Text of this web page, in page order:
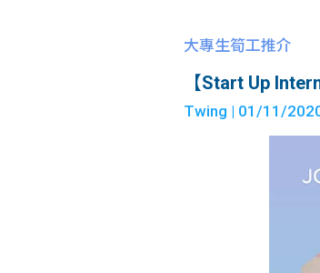
大專生筍工推介
【Start Up
Twing | 01/11/